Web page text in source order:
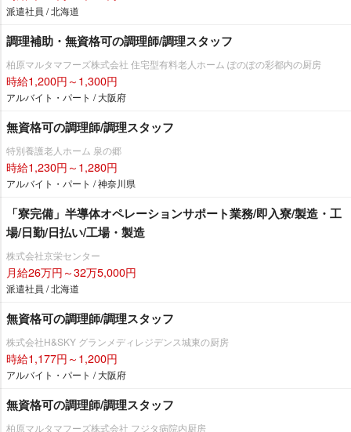
派遣社員 / 北海道
調理補助・無資格可の調理師/調理スタッフ
柏原マルタマフーズ株式会社 住宅型有料老人ホーム ぽのぽの彩都内の厨房
時給1,200円～1,300円
アルバイト・パート / 大阪府
無資格可の調理師/調理スタッフ
特別養護老人ホーム 泉の郷
時給1,230円～1,280円
アルバイト・パート / 神奈川県
「寮完備」半導体オペレーションサポート業務/即入寮/製造・工
場/日勤/日払い/工場・製造
株式会社京栄センター
月給26万円～32万5,000円
派遣社員 / 北海道
無資格可の調理師/調理スタッフ
株式会社H&SKY グランメディレジデンス城東の厨房
時給1,177円～1,200円
アルバイト・パート / 大阪府
無資格可の調理師/調理スタッフ
柏原マルタマフーズ株式会社 フジタ病院内厨房